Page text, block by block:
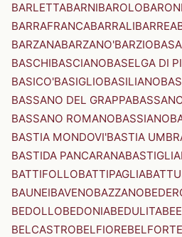
BARLETTABARNIBAROLO
BARRAFRANCABARRALIBARREA
BARZANABARZANO'BARZIO
BASCHIBASCIANOBASELGA DI
BASICO'BASIGLIOBASILIANO
BASSANO DEL GRAPPA
BASSANO ROMANOBASSIANO
BASTIA MONDOVI'BASTIA
BASTIDA PANCARANABASTIGLIA
BATTIFOLLOBATTIPAGLIA
BAUNEIBAVENOBAZZANO
BEDOLLOBEDONIABEDULITABEE
BELCASTROBELFIORE